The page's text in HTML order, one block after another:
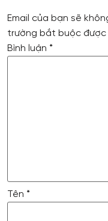
Email của bạn sẽ
trường bắt buộc được
Bình luận *
Tên *